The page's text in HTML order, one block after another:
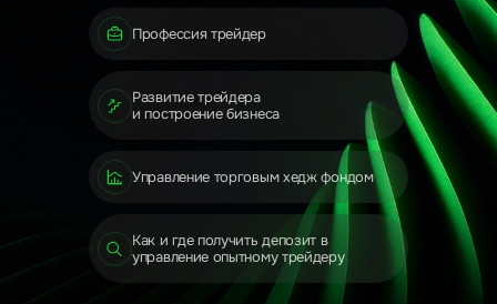
Профессия трейдер
Развитие трейдера
и построение бизнеса
Управление торговым хедж фондом
Как и где получить депозит в
управление опытному трейдеру